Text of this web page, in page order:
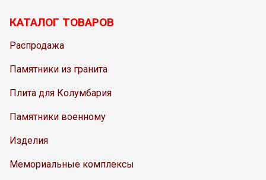
КАТАЛОГ ТОВАРОВ
Распродажа
Памятники из гранита
Плита для Колумбария
Памятники военному
Изделия
Мемориальные комплексы